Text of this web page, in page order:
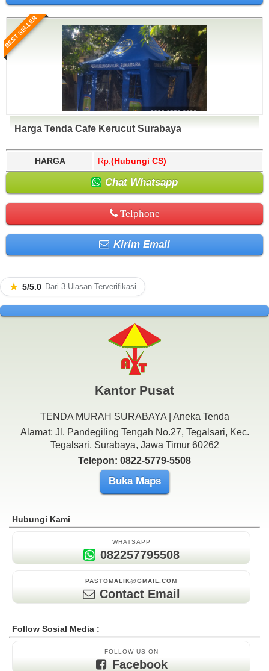
BEST SELLER
Harga Tenda Cafe Kerucut Surabaya
HARGA Rp. (Hubungi CS)
Chat Whatsapp
Telphone
Kirim Email
★ 5/5.0 Dari 3 Ulasan Terverifikasi
Kantor Pusat
TENDA MURAH SURABAYA | Aneka Tenda
Alamat: Jl. Pandegiling Tengah No.27, Tegalsari, Kec.
Tegalsari, Surabaya, Jawa Timur 60262
Telepon: 0822-5779-5508
Buka Maps
Hubungi Kami
WHATSAPP
082257795508
PASTOMALIK@GMAIL.COM
Contact Email
Follow Sosial Media :
FOLLOW US ON
Facebook